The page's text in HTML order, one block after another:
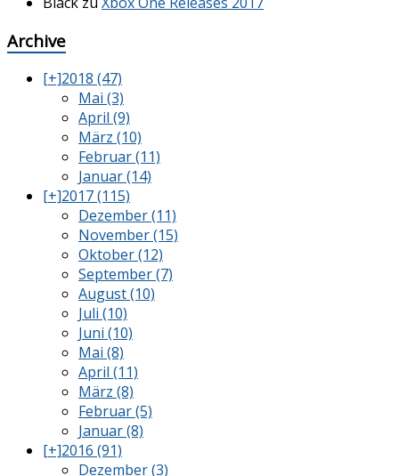
Archive
[+]2018 (47)
Mai (3)
April (9)
März (10)
Februar (11)
Januar (14)
[+]2017 (115)
Dezember (11)
November (15)
Oktober (12)
September (7)
August (10)
Juli (10)
Juni (10)
Mai (8)
April (11)
März (8)
Februar (5)
Januar (8)
[+]2016 (91)
Dezember (3)